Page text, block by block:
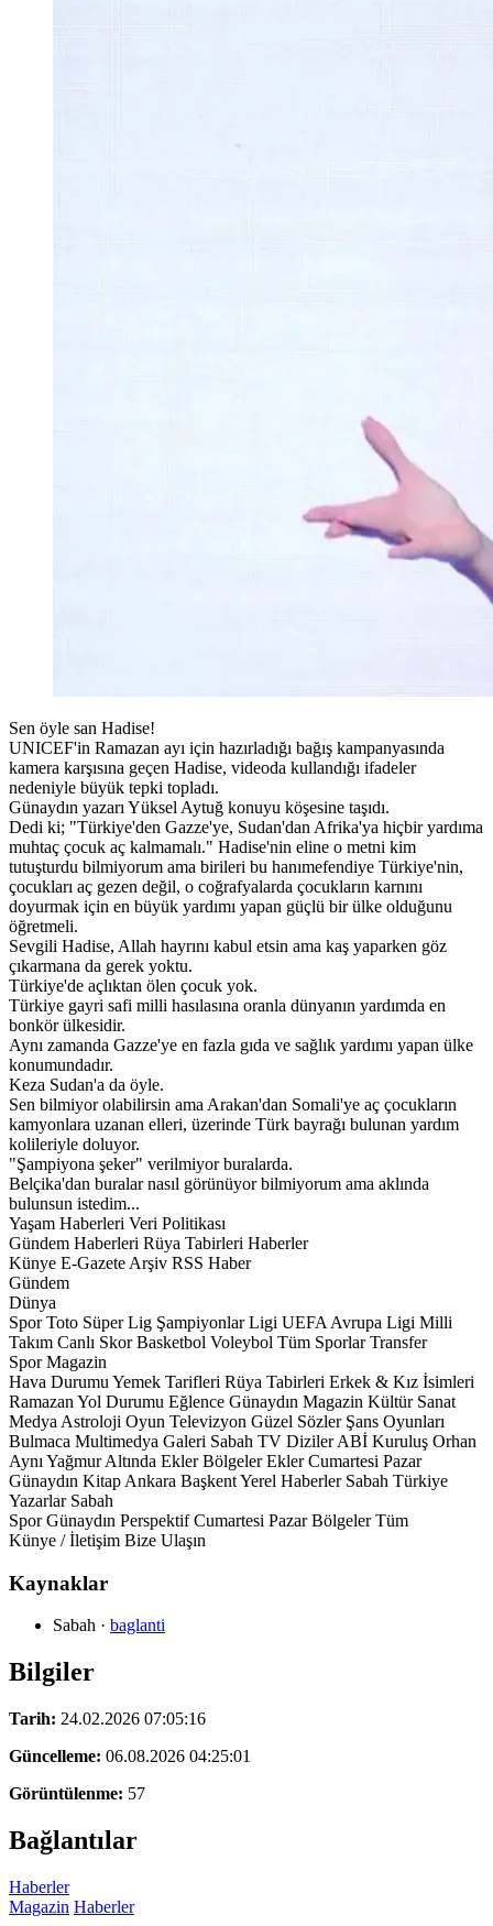
Sen öyle san Hadise!
UNICEF'in Ramazan ayı için hazırladığı bağış kampanyasında
kamera karşısına geçen Hadise, videoda kullandığı ifadeler
nedeniyle büyük tepki topladı.
Günaydın yazarı Yüksel Aytuğ konuyu köşesine taşıdı.
Dedi ki; "Türkiye'den Gazze'ye, Sudan'dan Afrika'ya hiçbir yardıma
muhtaç çocuk aç kalmamalı." Hadise'nin eline o metni kim
tutuşturdu bilmiyorum ama birileri bu hanımefendiye Türkiye'nin,
çocukları aç gezen değil, o coğrafyalarda çocukların karnını
doyurmak için en büyük yardımı yapan güçlü bir ülke olduğunu
öğretmeli.
Sevgili Hadise, Allah hayrını kabul etsin ama kaş yaparken göz
çıkarmana da gerek yoktu.
Türkiye'de açlıktan ölen çocuk yok.
Türkiye gayri safi milli hasılasına oranla dünyanın yardımda en
bonkör ülkesidir.
Aynı zamanda Gazze'ye en fazla gıda ve sağlık yardımı yapan ülke
konumundadır.
Keza Sudan'a da öyle.
Sen bilmiyor olabilirsin ama Arakan'dan Somali'ye aç çocukların
kamyonlara uzanan elleri, üzerinde Türk bayrağı bulunan yardım
kolileriyle doluyor.
"Şampiyona şeker" verilmiyor buralarda.
Belçika'dan buralar nasıl görünüyor bilmiyorum ama aklında
bulunsun istedim...
Yaşam Haberleri Veri Politikası
Gündem Haberleri Rüya Tabirleri Haberler
Künye E-Gazete Arşiv RSS Haber
Gündem
Dünya
Spor Toto Süper Lig Şampiyonlar Ligi UEFA Avrupa Ligi Milli
Takım Canlı Skor Basketbol Voleybol Tüm Sporlar Transfer
Spor Magazin
Hava Durumu Yemek Tarifleri Rüya Tabirleri Erkek & Kız İsimleri
Ramazan Yol Durumu Eğlence Günaydın Magazin Kültür Sanat
Medya Astroloji Oyun Televizyon Güzel Sözler Şans Oyunları
Bulmaca Multimedya Galeri Sabah TV Diziler ABİ Kuruluş Orhan
Aynı Yağmur Altında Ekler Bölgeler Ekler Cumartesi Pazar
Günaydın Kitap Ankara Başkent Yerel Haberler Sabah Türkiye
Yazarlar Sabah
Spor Günaydın Perspektif Cumartesi Pazar Bölgeler Tüm
Künye / İletişim Bize Ulaşın
Kaynaklar
Sabah · baglanti
Bilgiler
Tarih: 24.02.2026 07:05:16
Güncelleme: 06.08.2026 04:25:01
Görüntülenme: 57
Bağlantılar
Haberler
Magazin Haberler